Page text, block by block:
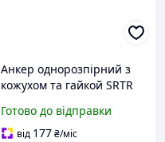
Анкер однорозпірний з
кожухом та гайкой SRTR
КРЕПТЕХ
Готово до відправки
від 177₴/міс